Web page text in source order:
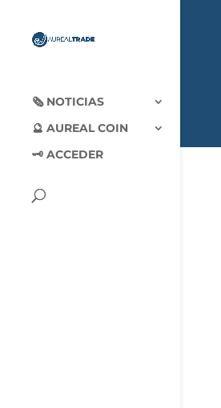
🗞‍️ NOTICIAS
🔮 AUREAL COIN
🗝 ACCEDER